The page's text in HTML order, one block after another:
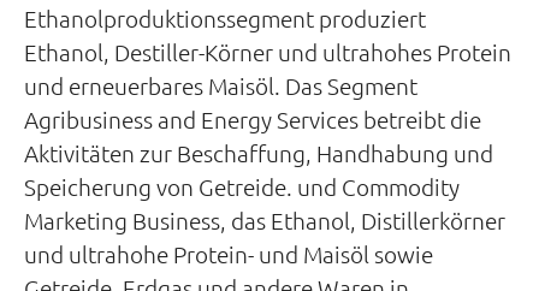
Ethanolproduktionssegment produziert
Ethanol, Destiller-Körner und ultrahohes Protein
und erneuerbares Maisöl. Das Segment
Agribusiness and Energy Services betreibt die
Aktivitäten zur Beschaffung, Handhabung und
Speicherung von Getreide. und Commodity
Marketing Business, das Ethanol, Distillerkörner
und ultrahohe Protein- und Maisöl sowie